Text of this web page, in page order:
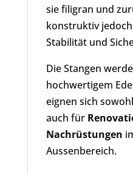
sie filigran und
konstruktiv
Stabilität und
Die Stangen
hochwertigem
eignen sich
auch für
Nachrüstungen
Aussenbereich.